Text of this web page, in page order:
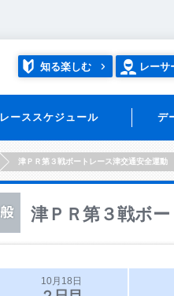
知る楽しむ レーサ
レーススケジュール デ
津ＰＲ第３戦ボートレース津交通安全運動
津ＰＲ第３戦ボ
10月18日